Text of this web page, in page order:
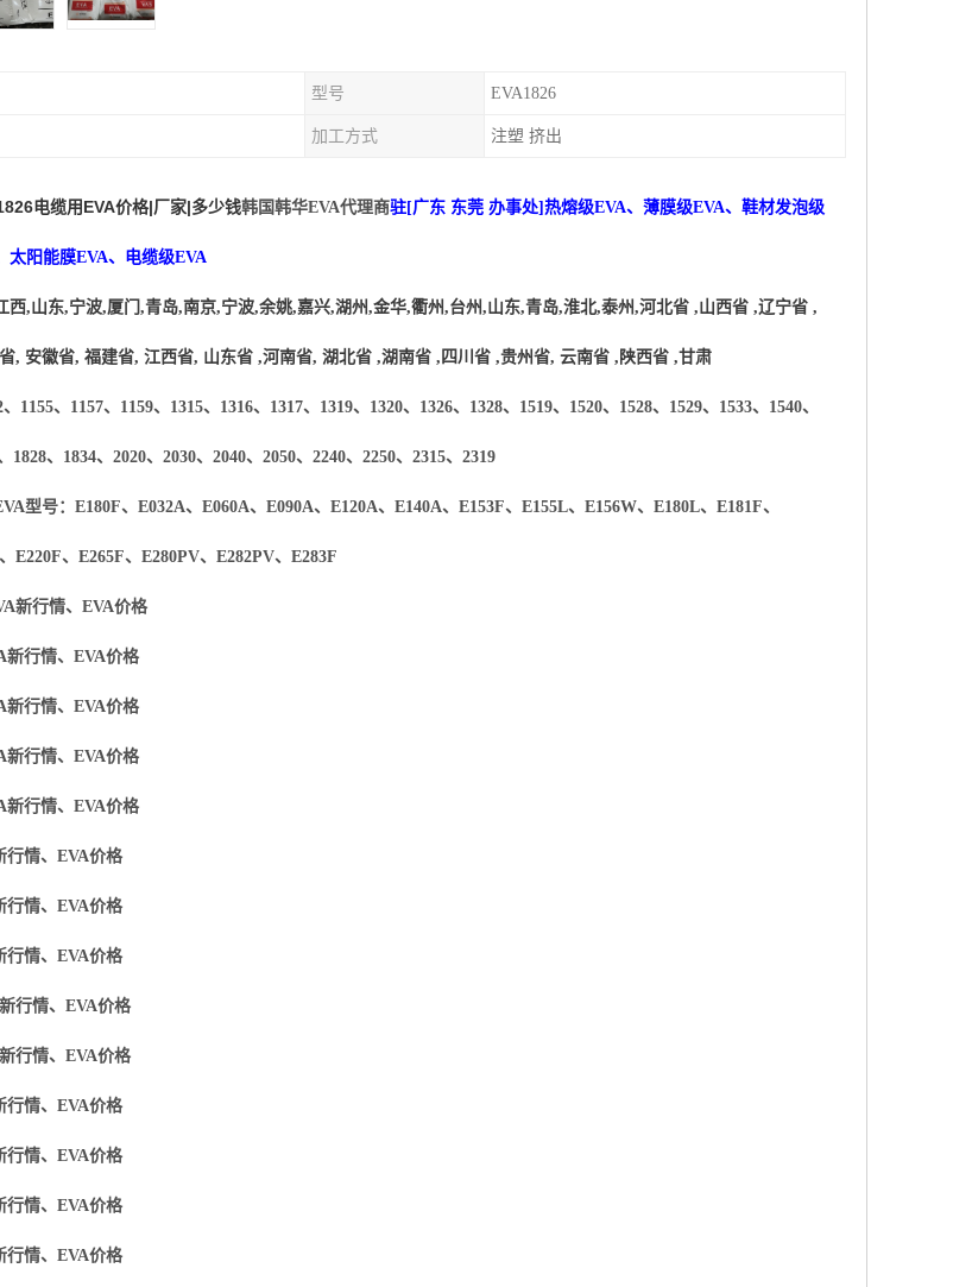
型号 EVA1826
加工方式 注塑 挤出
电缆用EVA价格|厂家|多少钱韩国韩华EVA代理商驻[广东 东莞 办事处]热熔级EVA、薄膜级EVA、鞋材发泡级
太阳能膜EVA、电缆级EVA
西,山东,宁波,厦门 ,青岛,南京,宁波,余姚,嘉兴,湖州,金华,衢州,台州,山东,青岛,淮北,泰州,河北省 ,山西省 ,辽宁省 ,
, 安徽省, 福建省, 江西省, 山东省 ,河南省, 湖北省 ,湖南省 , 四川省 ,贵州省, 云南省 , 陕西省 ,甘肃
1155、1157、1159、1315、1316、1317、1319、1320、1326、1328、1519、1520、1528、1529、1533、1540、
1828、1834、2020、2030、2040、2050、2240、2250、2315、2319
型号：E180F、E032A、E060A、 E090A、 E120A、 E140A、 E153F、 E155L、 E156W、 E180L、 E181F、
、 E220F、 E265F、 E280PV、 E282PV、 E283F
新行情、EVA价格
新行情、EVA价格
新行情、EVA价格
新行情、EVA价格
新行情、EVA价格
行情、 EVA价格
行情、 EVA价格
行情、 EVA价格
新行情、 EVA价格
新行情、 EVA价格
行情、 EVA价格
行情、 EVA价格
行情、 EVA价格
行情、 EVA价格